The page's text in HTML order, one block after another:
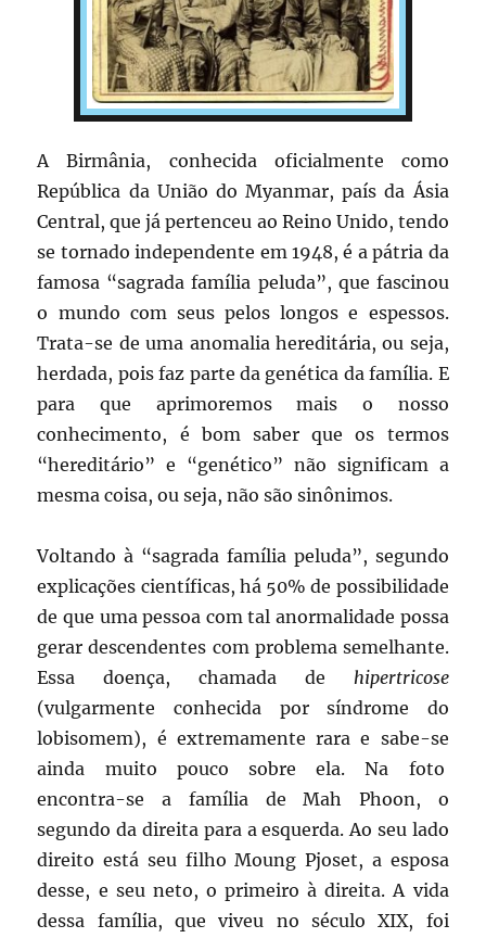
A Birmânia, conhecida oficialmente como
República da União do Myanmar, país da Ásia
Central, que já pertenceu ao Reino Unido, tendo
se tornado independente em 1948, é a pátria da
famosa “sagrada família peluda”, que fascinou
o mundo com seus pelos longos e espessos.
Trata-se de uma anomalia hereditária, ou seja,
herdada, pois faz parte da genética da família. E
para que aprimoremos mais o nosso
conhecimento, é bom saber que os termos
“hereditário” e “genético” não significam a
mesma coisa, ou seja, não são sinônimos.
Voltando à “sagrada família peluda”, segundo
explicações científicas, há 50% de possibilidade
de que uma pessoa com tal anormalidade possa
gerar descendentes com problema semelhante.
Essa doença, chamada de hipertricose
(vulgarmente conhecida por síndrome do
lobisomem), é extremamente rara e sabe-se
ainda muito pouco sobre ela. Na foto
encontra-se a família de Mah Phoon, o
segundo da direita para a esquerda. Ao seu lado
direito está seu filho Moung Pjoset, a esposa
desse, e seu neto, o primeiro à direita. A vida
dessa família, que viveu no século XIX, foi